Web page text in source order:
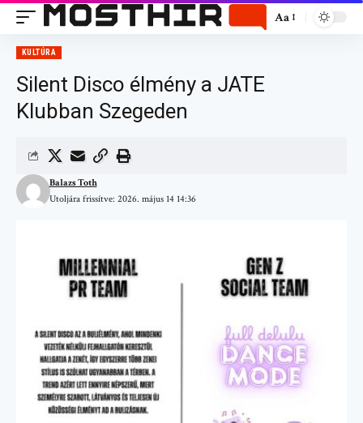
Aa
KULTÚRA
Silent Disco élmény a JATE
Klubban Szegeden
Utoljára frissítve: 2026. május 14 14:36
Balazs Toth